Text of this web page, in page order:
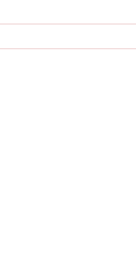
Nom